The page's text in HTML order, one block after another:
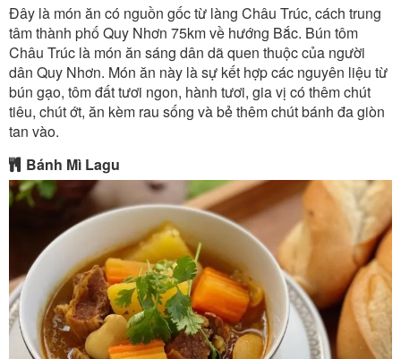
Đây là món ăn có nguồn gốc từ làng Châu Trúc, cách trung
tâm thành phố Quy Nhơn 75km về hướng Bắc. Bún tôm
Châu Trúc là món ăn sáng dân dã quen thuộc của người
dân Quy Nhơn. Món ăn này là sự kết hợp các nguyên liệu từ
bún gạo, tôm đất tươi ngon, hành tươi, gia vị có thêm chút
tiêu, chút ớt, ăn kèm rau sống và bẻ thêm chút bánh đa giòn
tan vào.
Bánh Mì Lagu